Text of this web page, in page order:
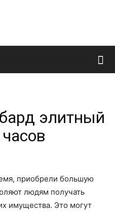
Французский
и
все
элитный
приобрели большую
людям получать
имущества. Это могут